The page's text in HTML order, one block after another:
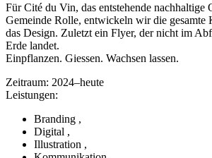
Für Cité du Vin, das entstehende nachhaltige
Gemeinde Rolle, entwickeln wir die gesamte
das Design. Zuletzt ein Flyer, der nicht im
Erde landet.
Einpflanzen. Giessen. Wachsen lassen.
Zeitraum: 2024–heute
Leistungen:
Branding ,
Digital ,
Illustration ,